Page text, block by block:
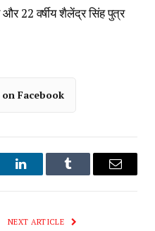
और 22 वर्षीय शैलेंद्र सिंह पुत्र
Facebook
LinkedInTumblr Email
NEXT ARTICLE